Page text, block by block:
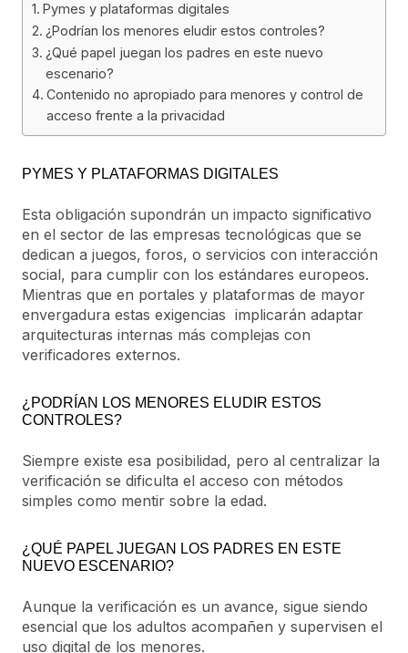
Pymes y plataformas digitales
¿Podrían los menores eludir estos controles?
¿Qué papel juegan los padres en este nuevo
escenario?
Contenido no apropiado para menores y control de
acceso frente a la privacidad
PYMES Y PLATAFORMAS DIGITALES
Esta obligación supondrán un impacto significativo
en el sector de las empresas tecnológicas que se
dedican a juegos, foros, o servicios con interacción
social, para cumplir con los estándares europeos.
Mientras que en portales y plataformas de mayor
envergadura estas exigencias implicarán adaptar
arquitecturas internas más complejas con
verificadores externos.
¿PODRÍAN LOS MENORES ELUDIR ESTOS
CONTROLES?
Siempre existe esa posibilidad, pero al centralizar la
verificación se dificulta el acceso con métodos
simples como mentir sobre la edad.
¿QUÉ PAPEL JUEGAN LOS PADRES EN ESTE
NUEVO ESCENARIO?
Aunque la verificación es un avance, sigue siendo
esencial que los adultos acompañen y supervisen el
uso digital de los menores.